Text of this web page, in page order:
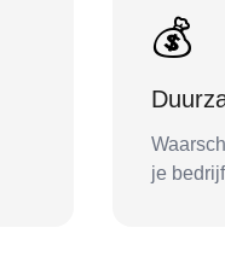
💰
je